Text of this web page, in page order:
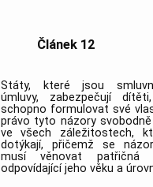
Článek 12
Státy, které jsou
úmluvy, zabezpečují
schopno formulovat své
právo tyto názory
ve všech záležitostech,
dotýkají, přičemž se
musí věnovat patřičná
odpovídající jeho věku a